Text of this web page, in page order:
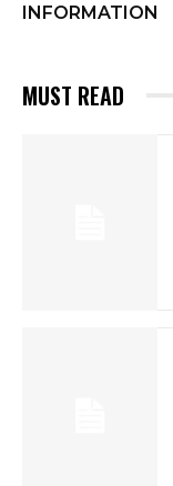
INFORMATION
MUST READ